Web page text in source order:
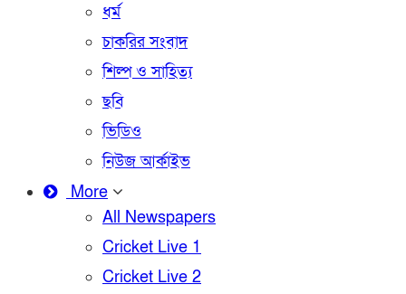
ধর্ম
চাকরির সংবাদ
শিল্প ও সাহিত্য
ছবি
ভিডিও
নিউজ আর্কাইভ
More
All Newspapers
Cricket Live 1
Cricket Live 2